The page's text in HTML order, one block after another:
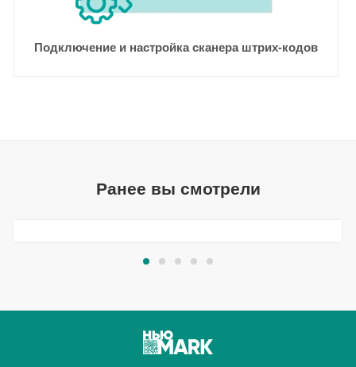
Подключение и настройка сканера штрих-кодов
Ранее вы смотрели